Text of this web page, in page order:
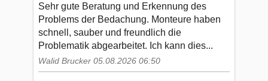
Sehr gute Beratung und Erkennung des
Problems der Bedachung. Monteure haben
schnell, sauber und freundlich die
Problematik abgearbeitet. Ich kann dies...
Walid Brucker 05.08.2026 06:50